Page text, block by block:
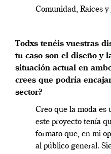
Comunidad, Raíces y
Todxs tenéis vuestras
tu caso son el diseño y
situación actual en
crees que podría
sector?
Creo que la moda es
este proyecto tenía
formato que, en mi
al público general.